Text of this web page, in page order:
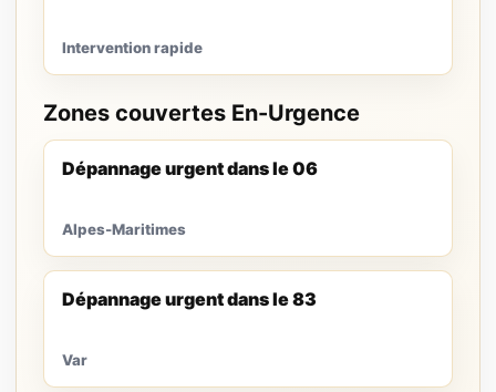
Intervention rapide
Zones couvertes En-Urgence
Dépannage urgent dans le 06
Alpes-Maritimes
Dépannage urgent dans le 83
Var